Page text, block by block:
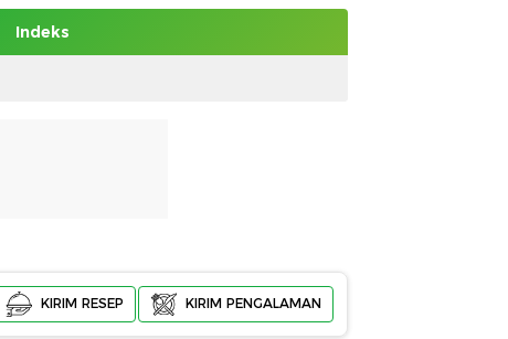
Indeks
KIRIM RESEP KIRIM PENGALAMAN